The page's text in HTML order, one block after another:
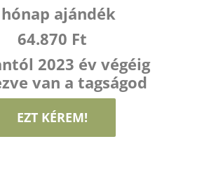
ajándék
64.870 Ft
2023 év végéig
van a tagságod
EZT KÉREM!